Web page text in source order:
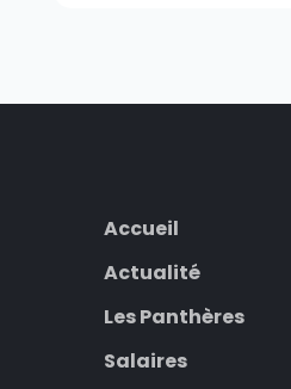
Accueil
Actualité
Les Panthères
Salaires